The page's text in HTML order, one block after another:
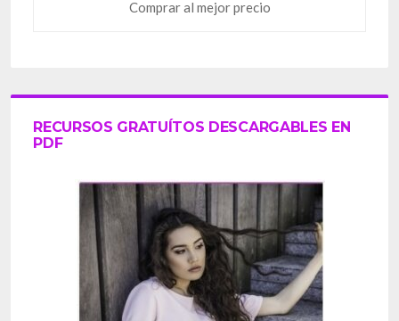
Comprar al mejor precio
RECURSOS GRATUÍTOS DESCARGABLES EN
PDF